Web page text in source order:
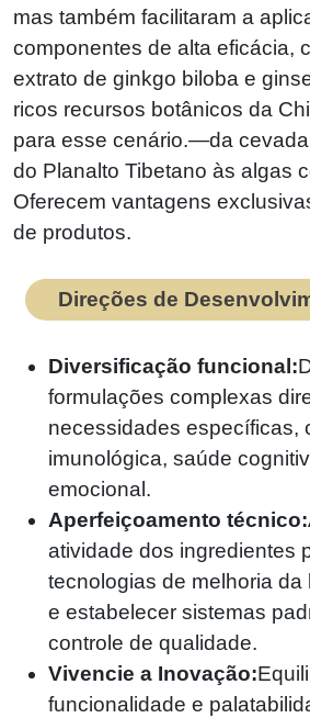
mas também facilitaram a
componentes de alta eficácia,
extrato de ginkgo biloba e
ricos recursos botânicos da
para esse cenário.—da
do Planalto Tibetano às algas
Oferecem vantagens
de produtos.
Direções de
Diversificação funcional:
formulações complexas
necessidades específicas,
imunológica, saúde
emocional.
Aperfeiçoamento técnico:
atividade dos ingredientes
tecnologias de melhoria da
e estabelecer sistemas
controle de qualidade.
Vivencie a Inovação:
funcionalidade e